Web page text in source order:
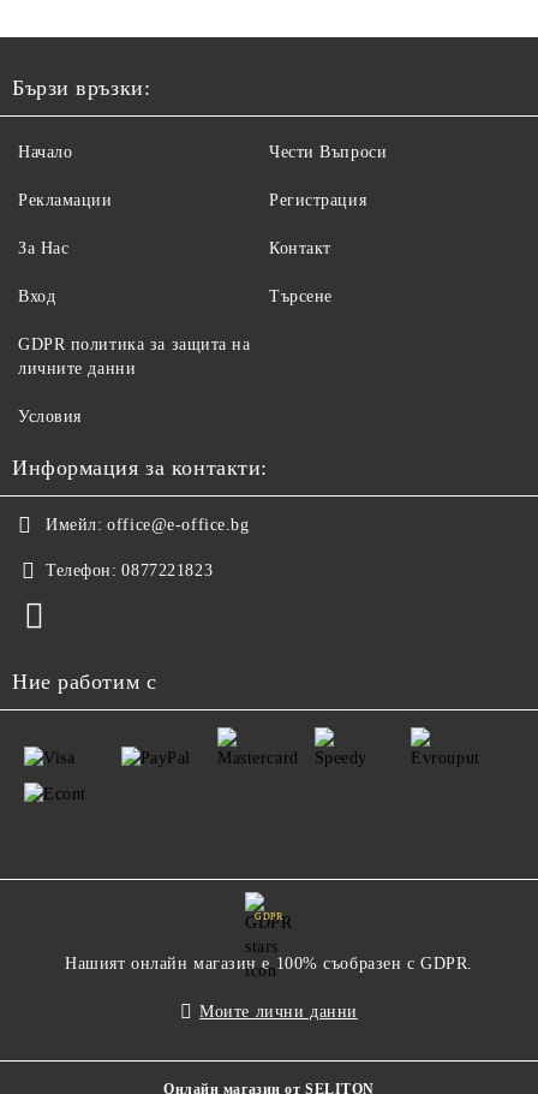
Бързи връзки:
Начало
Рекламации
За Нас
Вход
Чести Въпроси
Регистрация
Контакт
Търсене
GDPR политика за защита на
личните данни
Условия
Информация за контакти:
Имейл: office@e-office.bg
Телефон: 0877221823
Ние работим с
GDPR
Нашият онлайн магазин е 100% съобразен с GDPR.
Моите лични данни
Онлайн магазин от SELITON